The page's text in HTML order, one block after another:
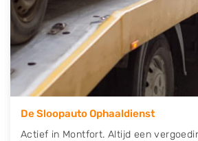
Chevrolet, Citroën, Dacia, Fiat,
Kia, Mazda, Mercedes Benz,
Peugeot, Porsche, Renault, Seat,
Toyota, Volkswagen en Volvo.
De Sloopauto Ophaaldienst
Actief in Montfort. Altijd een